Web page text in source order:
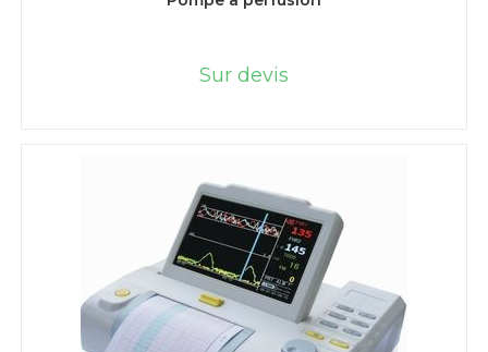
Sur devis